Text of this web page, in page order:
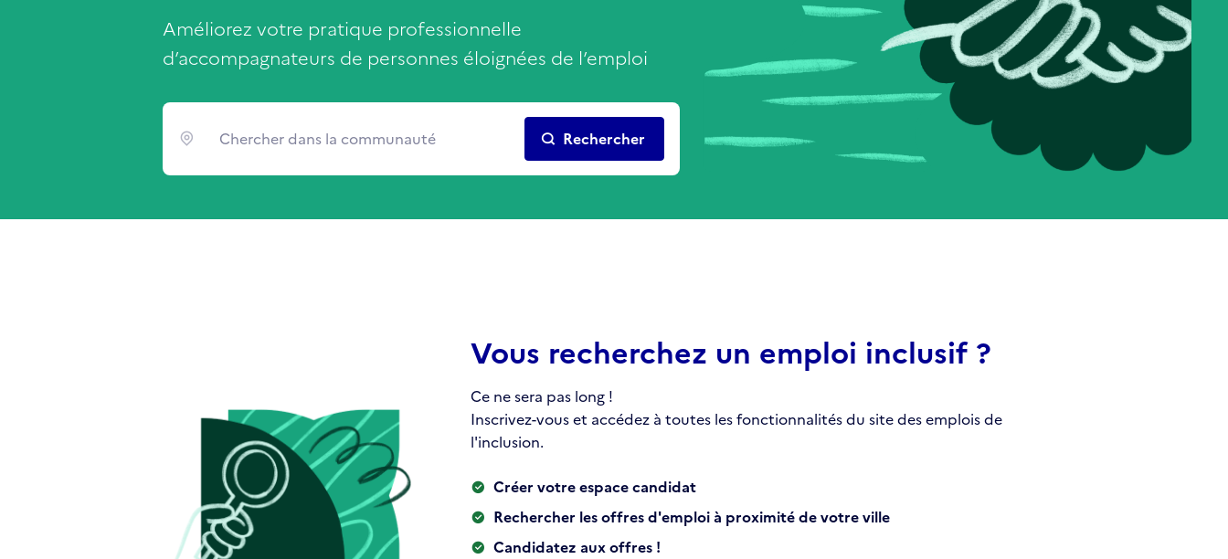
Améliorez votre pratique professionnelle
d’accompagnateurs de personnes éloignées de l’emploi
Rechercher
Vous recherchez un emploi inclusif ?
Ce ne sera pas long !
Inscrivez-vous et accédez à toutes les fonctionnalités du site des emplois de
l'inclusion.
Créer votre espace candidat
Rechercher les offres d'emploi à proximité de votre ville
Candidatez aux offres !